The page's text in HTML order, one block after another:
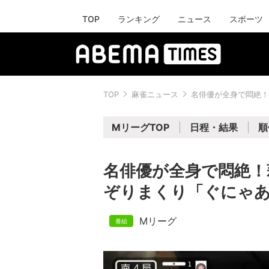
TOP ランキング ニュース スポーツ
TOP 麻雀ニュース 名俳優が全身で悶絶
MリーグTOP 日程・結果
名俳優が全身で悶絶
ぞりまくり「ぐにゃ
Mリーグ